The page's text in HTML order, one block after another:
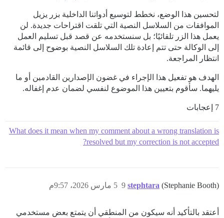
لتحسين هذا الوضع، نخطط لتوسيع أدواتنا الداخلية بزر يزيل
الموافقات من السلاسل النصية التي تلقت اقتراحات جديدة. لن
يعمل هذا الزر تلقائيًا؛ بل سنستخدمه عن قصد قبل تسليم العمل
إلى الوكالة حتى تتم إعادة تلك السلاسل النصية بوضوح إلى قائمة
انتظار المراجعة.
الهدف هو تفعيل هذا الإجراء في غضون الإصدارين القادمين أو ما
يليهما. سأقوم بتعيين هذا الموضوع لنفسي لضمان عدم إغفاله.
7 إعجابات
What does it mean when my comment about a wrong translation is
resolved but my correction is not accepted?
stephtara (Stephanie Booth) 5 مارس 2026، 9:57م 9
أعتقد بالتأكيد أنه سيكون من المنطقي أن يتمتع بعض مستخدمي